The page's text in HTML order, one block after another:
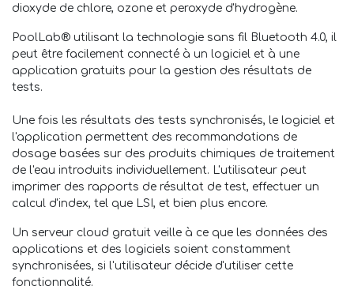
dioxyde de chlore, ozone et peroxyde d'hydrogène.
PoolLab® utilisant la technologie sans fil Bluetooth 4.0, il
peut être facilement connecté à un logiciel et à une
application gratuits pour la gestion des résultats de
tests.
Une fois les résultats des tests synchronisés, le logiciel et
l'application permettent des recommandations de
dosage basées sur des produits chimiques de traitement
de l'eau introduits individuellement. L'utilisateur peut
imprimer des rapports de résultat de test, effectuer un
calcul d'index, tel que LSI, et bien plus encore.
Un serveur cloud gratuit veille à ce que les données des
applications et des logiciels soient constamment
synchronisées, si l'utilisateur décide d'utiliser cette
fonctionnalité.